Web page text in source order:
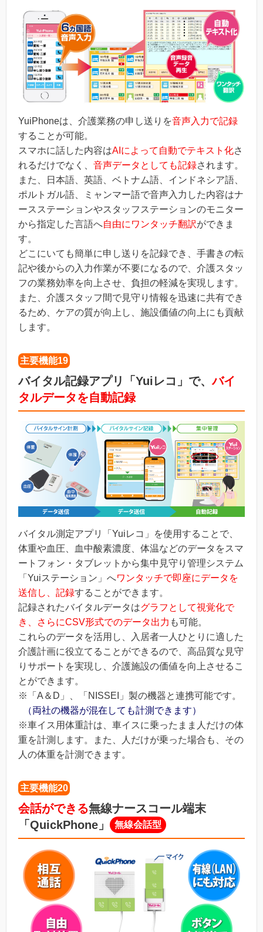
YuiPhoneは、介護業務の申し送りを音声入力で記録
することが可能。
スマホに話した内容はAIによって自動でテキスト化さ
れるだけでなく、 音声データとしても記録されます。
また、日本語、英語、ベトナム語、インドネシア語、
ポルトガル語、ミャンマー語で音声入力した内容はナ
ースステーションやスタッフステーションのモニター
から指定した言語へ自由にワンタッチ翻訳ができま
す。
どこにいても簡単に申し送りを記録でき、手書きの転
記や後からの入力作業が不要になるので、介護スタッ
フの業務効率を向上させ、負担の軽減を実現します。
また、介護スタッフ間で見守り情報を迅速に共有でき
るため、ケアの質が向上し、施設価値の向上にも貢献
します。
主要機能19
バイタル記録アプリ「Yuiレコ」で、バイ
タルデータを自動記録
バイタル測定アプリ「Yuiレコ」を使用することで、
体重や血圧、血中酸素濃度、体温などのデータをスマ
ートフォン・タブレットから集中見守り管理システム
「Yuiステーション」へワンタッチで即座にデータを
送信し、記録することができます。
記録されたバイタルデータはグラフとして視覚化で
き、さらにCSV形式でのデータ出力 も可能。
これらのデータを活用し、入居者一人ひとりに適した
介護計画に役立てることができるので、高品質な見守
りサポートを実現し、介護施設の価値を向上させるこ
とができます。
※「A＆D」、「NISSEI」製の機器と連携可能です。
（両社の機器が混在しても計測できます）
※車イス用体重計は、車イスに乗ったまま人だけの体
重を計測します。また、人だけが乗った場合も、その
人の体重を計測できます。
主要機能20
会話ができる無線ナースコール端末
「QuickPhone」
無線会話型